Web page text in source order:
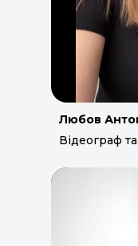
Любов
Відеограф